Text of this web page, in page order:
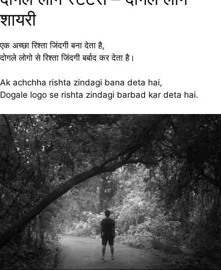
शायरी
एक अच्छा रिश्ता जिंदगी बना देता है,
दोगले लोगो से रिश्ता जिंदगी बर्बाद कर देता है।
Ak achchha rishta zindagi bana deta hai,
Dogale logo se rishta zindagi barbad kar deta hai.